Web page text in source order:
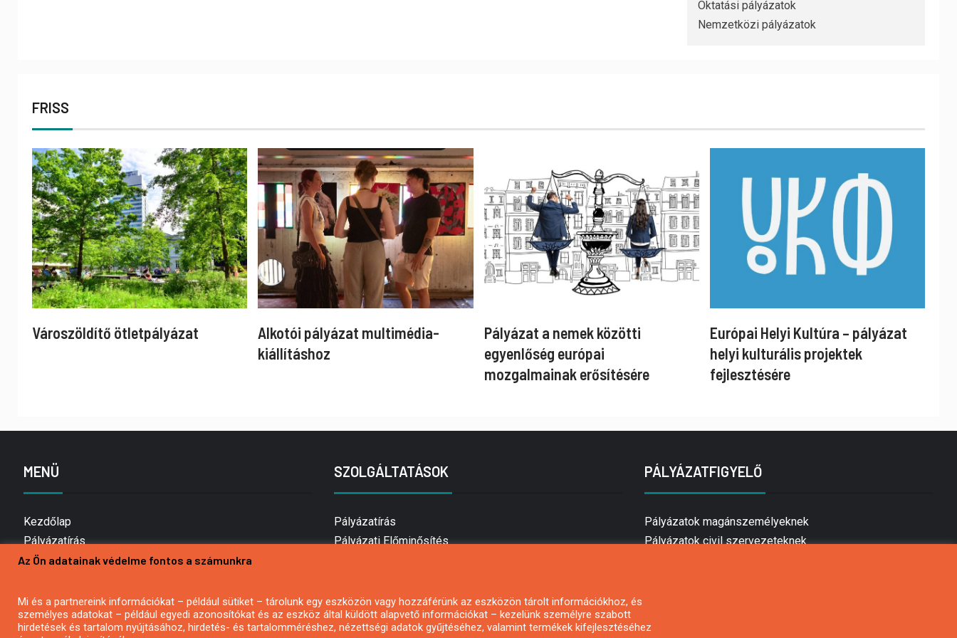
Oktatási pályázatok
Nemzetközi pályázatok
FRISS
Városzöldítő ötletpályázat
Alkotói pályázat multimédia-
kiállításhoz
Pályázat a nemek közötti
egyenlőség európai
mozgalmainak erősítésére
Európai Helyi Kultúra – pályázat
helyi kulturális projektek
fejlesztésére
MENÜ
Kezdőlap
Pályázatírás
Bemutatkozás
Hírlevél feliratkozás
Impresszum
SZOLGÁLTATÁSOK
Pályázatírás
Pályázati Előminősítés
Mezőgazdasági pályázatírás
Pályázatírás magánszemélyeknek
PÁLYÁZATFIGYELŐ
Pályázatok magánszemélyeknek
Pályázatok civil szervezeteknek
Az Ön adatainak védelme fontos a számunkra
Mi és a partnereink információkat – például sütiket – tárolunk egy eszközön vagy hozzáférünk az eszközön tárolt információkhoz, és
személyes adatokat – például egyedi azonosítókat és az eszköz által küldött alapvető információkat – kezelünk személyre szabott
hirdetések és tartalom nyújtásához, hirdetés- és tartalomméréshez, nézettségi adatok gyűjtéséhez, valamint termékek kifejlesztéséhez